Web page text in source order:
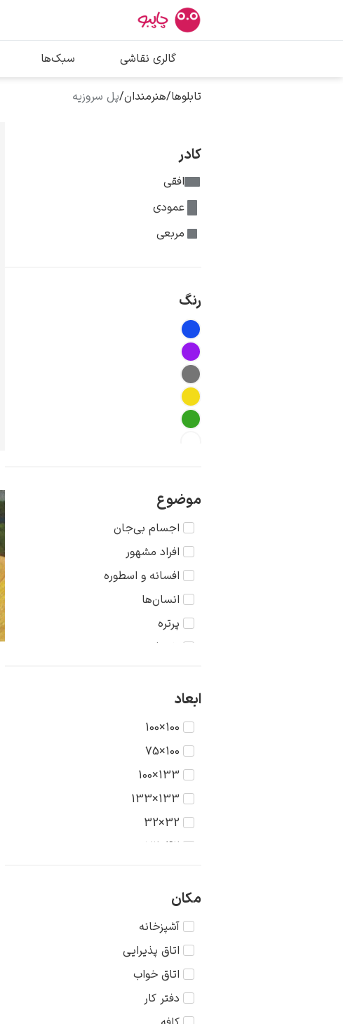
بیشترین جستجوها
پیکاسو
تابلو بوسه
گالری نقاشی سبک‌ها
تابلوها/هنرمندان/پل سروزیه
کادر
افقی
عمودی
مربعی
رنگ
موضوع
اجسام بی‌جان
افراد مشهور
افسانه و اسطوره
انسان‌ها
پرتره
تاریخ
حیوانات
دریا
دورنما
دوشیزگان
رنگ‌ها
روستا
سکون
عشق
غرب وحشی
کودک
مذهبی
منظره
ابعاد
100×100
100×75
133×100
133×133
32×32
42×32
56×42
56×56
75×56
75×75
مکان
آشپزخانه
اتاق پذیرایی
اتاق خواب
دفتر کار